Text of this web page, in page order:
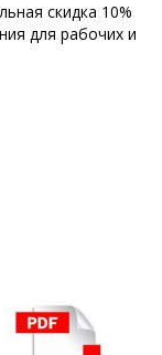
скидка 10%
для рабочих и